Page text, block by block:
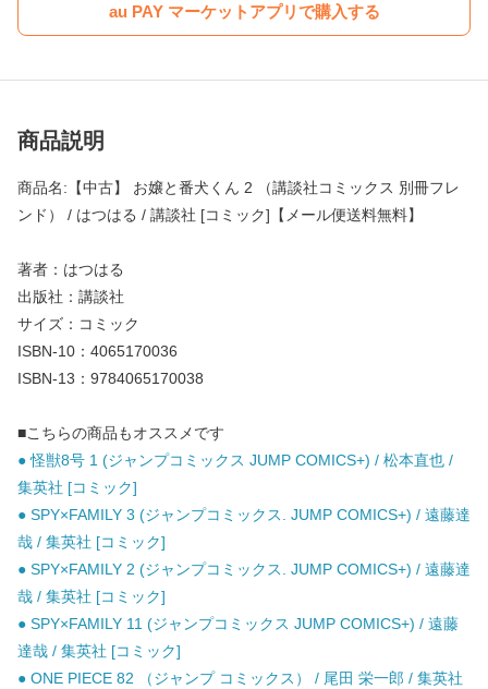
au PAY マーケットアプリで購入する
商品説明
商品名:【中古】 お嬢と番犬くん 2 （講談社コミックス 別冊フレ
ンド） / はつはる / 講談社 [コミック]【メール便送料無料】
著者：はつはる
出版社：講談社
サイズ：コミック
ISBN-10：4065170036
ISBN-13：9784065170038
■こちらの商品もオススメです
● 怪獣8号 1 (ジャンプコミックス JUMP COMICS+) / 松本直也 /
集英社 [コミック]
● SPY×FAMILY 3 (ジャンプコミックス. JUMP COMICS+) / 遠藤達
哉 / 集英社 [コミック]
● SPY×FAMILY 2 (ジャンプコミックス. JUMP COMICS+) / 遠藤達
哉 / 集英社 [コミック]
● SPY×FAMILY 11 (ジャンプコミックス JUMP COMICS+) / 遠藤
達哉 / 集英社 [コミック]
● ONE PIECE 82 （ジャンプ コミックス） / 尾田 栄一郎 / 集英社